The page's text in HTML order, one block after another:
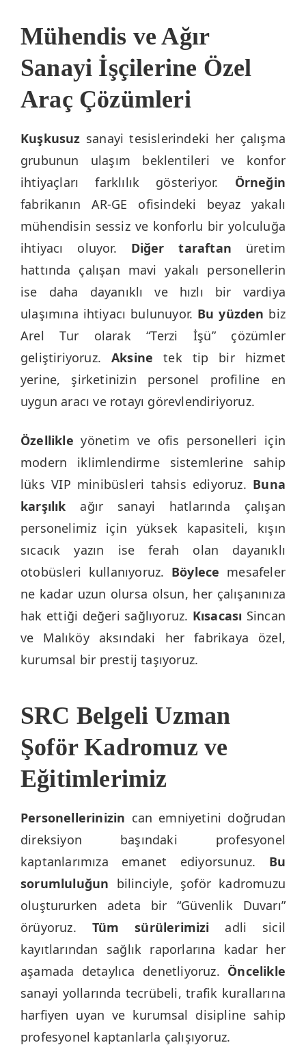
Mühendis ve Ağır
Sanayi İşçilerine Özel
Araç Çözümleri
Kuşkusuz sanayi tesislerindeki her çalışma
grubunun ulaşım beklentileri ve konfor
ihtiyaçları farklılık gösteriyor. Örneğin
fabrikanın AR-GE ofisindeki beyaz yakalı
mühendisin sessiz ve konforlu bir yolculuğa
ihtiyacı oluyor. Diğer taraftan üretim
hattında çalışan mavi yakalı personellerin
ise daha dayanıklı ve hızlı bir vardiya
ulaşımına ihtiyacı bulunuyor. Bu yüzden biz
Arel Tur olarak “Terzi İşü” çözümler
geliştiriyoruz. Aksine tek tip bir hizmet
yerine, şirketinizin personel profiline en
uygun aracı ve rotayı görevlendiriyoruz.
Özellikle yönetim ve ofis personelleri için
modern iklimlendirme sistemlerine sahip
lüks VIP minibüsleri tahsis ediyoruz. Buna
karşılık ağır sanayi hatlarında çalışan
personelimiz için yüksek kapasiteli, kışın
sıcacık yazın ise ferah olan dayanıklı
otobüsleri kullanıyoruz. Böylece mesafeler
ne kadar uzun olursa olsun, her çalışanınıza
hak ettiği değeri sağlıyoruz. Kısacası Sincan
ve Malıköy aksındaki her fabrikaya özel,
kurumsal bir prestij taşıyoruz.
SRC Belgeli Uzman
Şoför Kadromuz ve
Eğitimlerimiz
Personellerinizin can emniyetini doğrudan
direksiyon başındaki profesyonel
kaptanlarımıza emanet ediyorsunuz. Bu
sorumluluğun bilinciyle, şoför kadromuzu
oluştururken adeta bir “Güvenlik Duvarı”
örüyoruz. Tüm sürülerimizi adli sicil
kayıtlarından sağlık raporlarına kadar her
aşamada detaylıca denetliyoruz. Öncelikle
sanayi yollarında tecrübeli, trafik kurallarına
harfiyen uyan ve kurumsal disipline sahip
profesyonel kaptanlarla çalışıyoruz.